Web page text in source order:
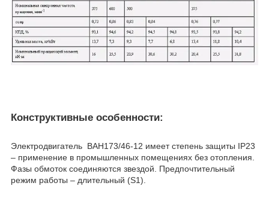
Конструктивные особенности:
Электродвигатель ВАН173/46-12 имеет степень защиты IP23
– применение в промышленных помещениях без отопления.
Фазы обмоток соединяются звездой. Предпочтительный
режим работы – длительный (S1).